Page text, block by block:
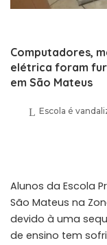
Computadores,
elétrica foram
em São Mateus
Escola é
Alunos da Escola
São Mateus na
devido à uma
de ensino tem